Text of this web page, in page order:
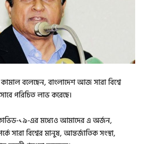
বলেছেন, বাংলাদেশ আজ সারা বিশ্বে
পরিচিত লাভ করেছে।
১৯-এর মধ্যেও আমাদের এ অর্জন,
সারা বিশ্বের মানুষ, আন্তর্জাতিক সংস্থা,